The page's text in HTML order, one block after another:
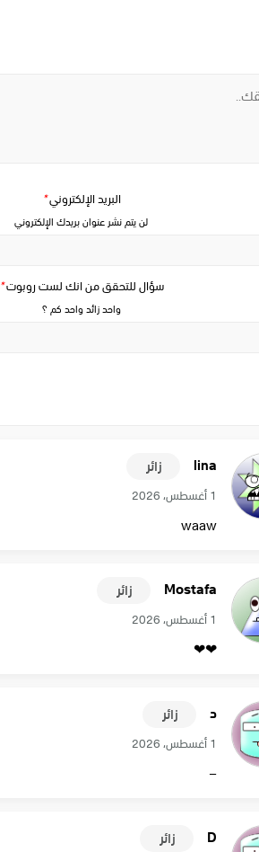
سؤال للتحقق من انك لست روبوت*
واحد زائد واحد كم ؟
البريد الإلكتروني*
لن يتم نشر عنوان بريدك الإلكتروني
lina زائر
1 أغسطس، 2026
waaw
Mostafa زائر
1 أغسطس، 2026
❤❤
د زائر
1 أغسطس، 2026
–
D زائر